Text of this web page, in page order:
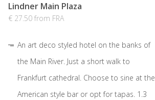
Lindner Main Plaza
€ 27.50 from FRA
An art deco styled hotel on the banks of
the Main River. Just a short walk to
Frankfurt cathedral. Choose to sine at the
American style bar or opt for tapas. 1.3